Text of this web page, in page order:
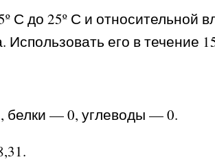
С до 25º С и относительной
его в течение
белки — 0, углеводы — 0.